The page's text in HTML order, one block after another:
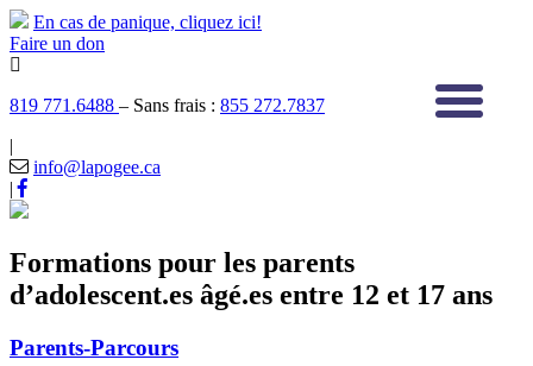
En cas de panique, cliquez ici!
Faire un don
819 771.6488 – Sans frais : 855 272.7837
|
info@lapogee.ca
|
Formations pour les parents
d’adolescent.es âgé.es entre 12 et 17 ans
Parents-Parcours